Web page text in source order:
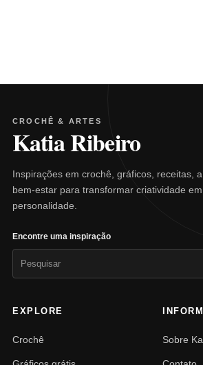
CROCHÊ & ARTES
Katia Ribeiro
Inspirações em crochê, gráficos, receitas,
bem-estar para transformar criatividade
personalidade.
Encontre uma inspiração
EXPLORE
Crochê Sobre